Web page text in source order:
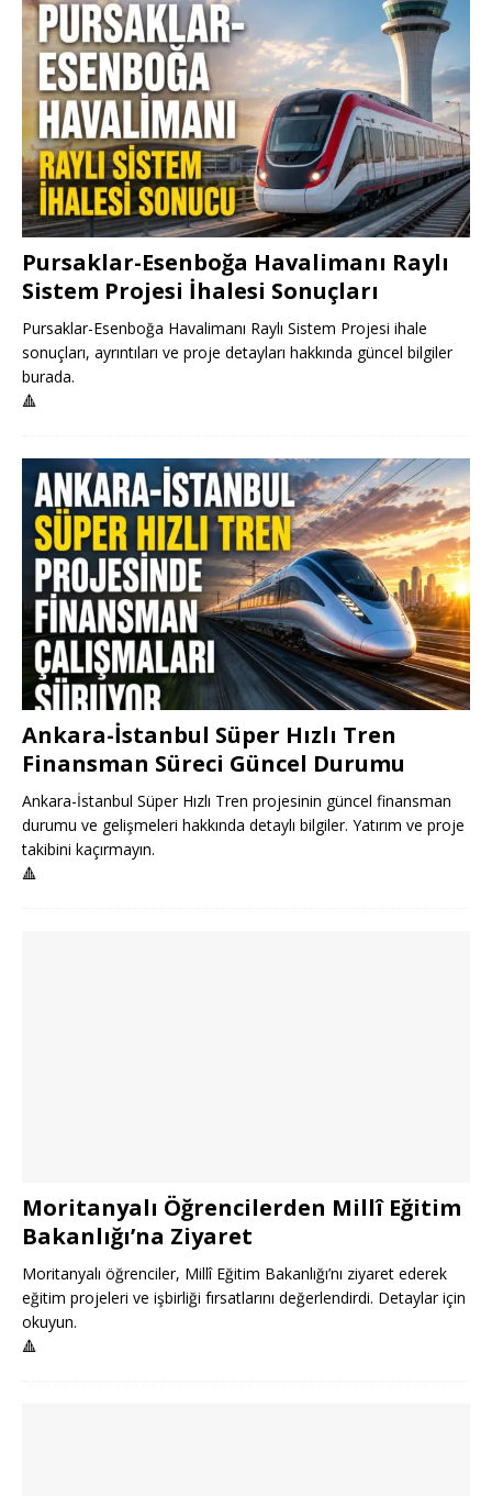
Pursaklar-Esenboğa Havalimanı Raylı
Sistem Projesi İhalesi Sonuçları
Pursaklar-Esenboğa Havalimanı Raylı Sistem Projesi ihale
sonuçları, ayrıntıları ve proje detayları hakkında güncel bilgiler
burada.
🔺
Ankara-İstanbul Süper Hızlı Tren
Finansman Süreci Güncel Durumu
Ankara-İstanbul Süper Hızlı Tren projesinin güncel finansman
durumu ve gelişmeleri hakkında detaylı bilgiler. Yatırım ve proje
takibini kaçırmayın.
🔺
Moritanyalı Öğrencilerden Millî Eğitim
Bakanlığı’na Ziyaret
Moritanyalı öğrenciler, Millî Eğitim Bakanlığı’nı ziyaret ederek
eğitim projeleri ve işbirliği fırsatlarını değerlendirdi. Detaylar için
okuyun.
🔺